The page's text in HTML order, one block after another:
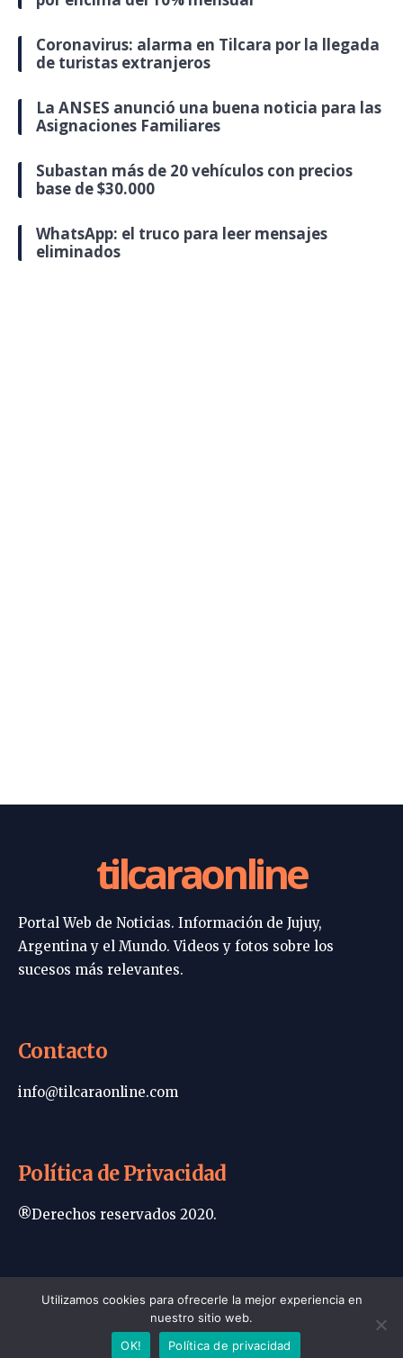
Coronavirus: alarma en Tilcara por la llegada
de turistas extranjeros
La ANSES anunció una buena noticia para las
Asignaciones Familiares
Subastan más de 20 vehículos con precios
base de $30.000
WhatsApp: el truco para leer mensajes
eliminados
tilcaraonline
Portal Web de Noticias. Información de Jujuy,
Argentina y el Mundo. Videos y fotos sobre los
sucesos más relevantes.
Contacto
info@tilcaraonline.com
Política de Privacidad
®Derechos reservados 2020.
Portada | Tilcara Online
Política de privacidad
Contacto
Utilizamos cookies para ofrecerle la mejor experiencia en
nuestro sitio web.
OK!
Política de privacidad